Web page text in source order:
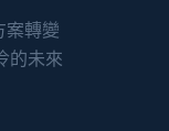
案轉變
的未來